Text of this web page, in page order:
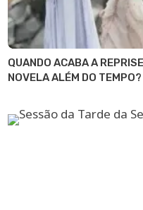
QUANDO ACABA A
NOVELA ALÉM DO TEMPO?